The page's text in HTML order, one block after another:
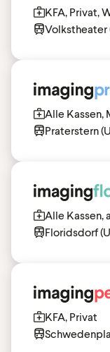
KFA, Privat,
Volkstheater
Alle Kassen,
Praterstern
Alle Kassen,
Floridsdorf
KFA, Privat